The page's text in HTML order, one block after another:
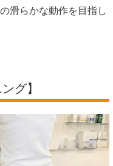
滑らかな動作を目指し
グ】